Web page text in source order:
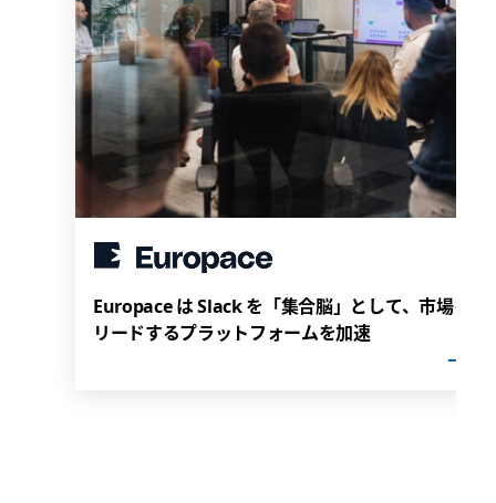
Europace は Slack を「集合脳」として、市場を
リードするプラットフォームを加速